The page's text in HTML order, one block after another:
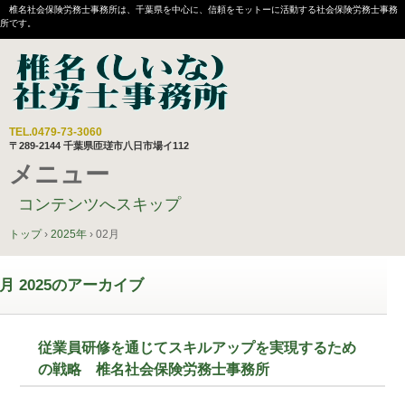
椎名社会保険労務士事務所は、千葉県を中心に、信頼をモットーに活動する社会保険労務士事務
所です。
TEL.0479-73-3060
〒289-2144 千葉県匝瑳市八日市場イ112
メニュー
コンテンツへスキップ
トップ › 2025年 › 02月
2025のアーカイブ
従業員研修を通じてスキルアップを実現するため
の戦略 椎名社会保険労務士事務所